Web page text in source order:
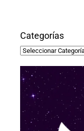
Categorías